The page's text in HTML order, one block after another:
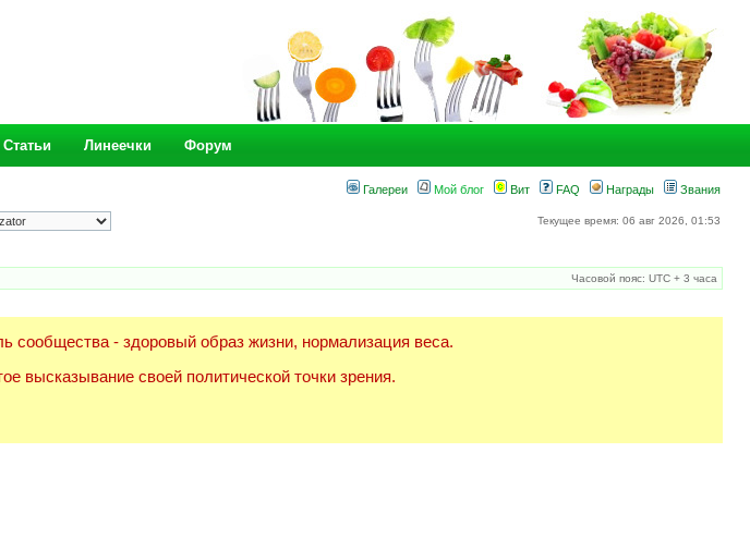
Статьи Линеечки Форум
Галереи Мой блог Вит FAQ Награды Звания
Текущее время: 06 авг 2026, 01:53
Часовой пояс: UTC + 3 часа
сообщества - здоровый образ жизни, нормализация веса.
высказывание своей политической точки зрения.